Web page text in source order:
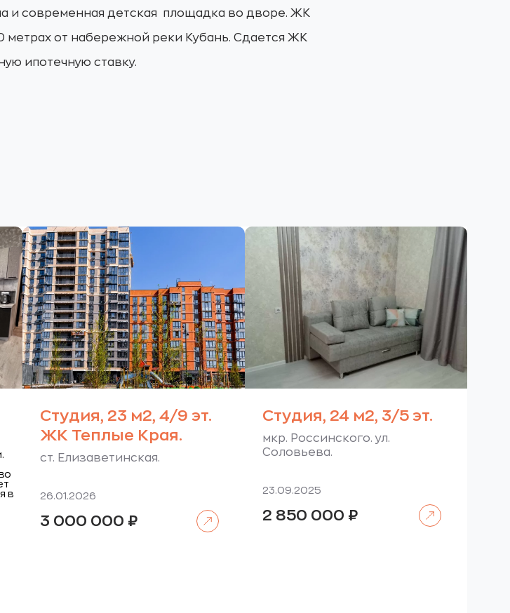
и современная детская площадка во дворе. ЖК
метрах от набережной реки Кубань. Сдается ЖК
ипотечную ставку.
в
Студия, 23 м2, 4/9 эт.
ЖК Теплые Края.
ст. Елизаветинская.
26.01.2026
3 000 000 ₽
Студия, 24 м2, 3/5 эт.
мкр. Россинского. ул.
Соловьева.
23.09.2025
2 850 000 ₽